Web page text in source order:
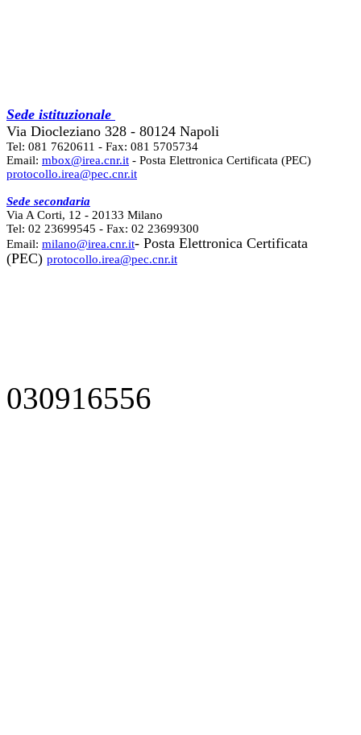
Sede istituzionale
Via Diocleziano 328 - 80124 Napoli
Tel: 081 7620611 - Fax: 081 5705734
Email: mbox@irea.cnr.it - Posta Elettronica Certificata (PEC)
protocollo.irea@pec.cnr.it
Sede secondaria
Via A Corti, 12 - 20133 Milano
Tel: 02 23699545 - Fax: 02 23699300
Email: milano@irea.cnr.it- Posta Elettronica Certificata
(PEC) protocollo.irea@pec.cnr.it
030916556